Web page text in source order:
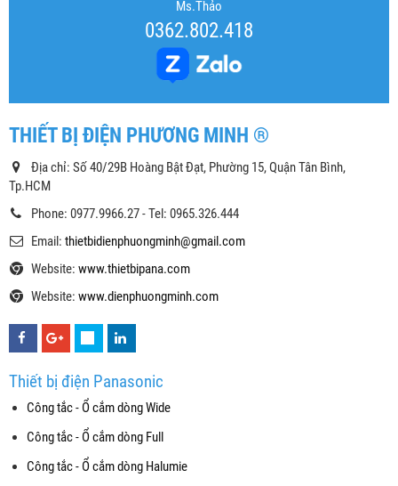
Ms.Thảo
0362.802.418
THIẾT BỊ ĐIỆN PHƯƠNG MINH ®
Địa chỉ: Số 40/29B Hoàng Bật Đạt, Phường 15, Quận Tân Bình,
Tp.HCM
Phone: 0977.9966.27 - Tel: 0965.326.444
Email: thietbidienphuongminh@gmail.com
Website: www.thietbipana.com
Website: www.dienphuongminh.com
Thiết bị điện Panasonic
Công tắc - Ổ cắm dòng Wide
Công tắc - Ổ cắm dòng Full
Công tắc - Ổ cắm dòng Halumie